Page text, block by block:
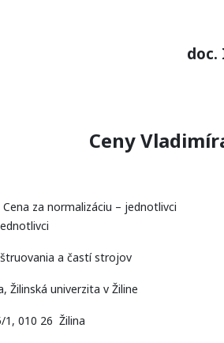
doc.
Ceny
za normalizáciu – jednotlivci
a častí strojov
Žilinská univerzita v Žiline
1, 010 26 Žilina